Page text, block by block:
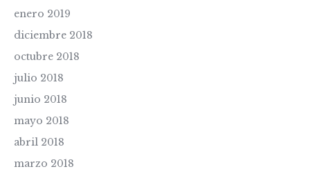
enero 2019
diciembre 2018
octubre 2018
julio 2018
junio 2018
mayo 2018
abril 2018
marzo 2018